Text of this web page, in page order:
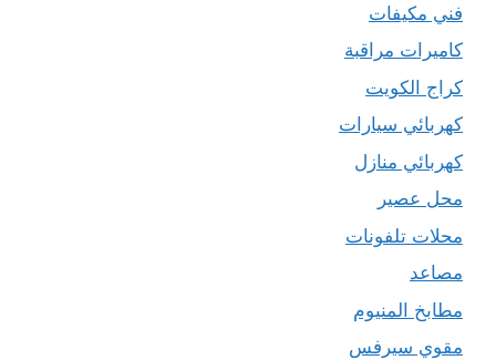
فني مكيفات
كاميرات مراقبة
كراج الكويت
كهربائي سيارات
كهربائي منازل
محل عصير
محلات تلفونات
مصاعد
مطابخ المنيوم
مقوي سيرفس